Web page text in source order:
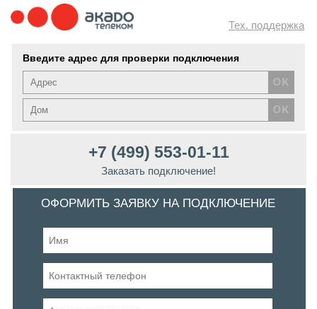
Тех. поддержка
Введите адрес для проверки подключения
+7 (499) 553-01-11
Заказать подключение!
ОФОРМИТЬ ЗАЯВКУ НА ПОДКЛЮЧЕНИЕ